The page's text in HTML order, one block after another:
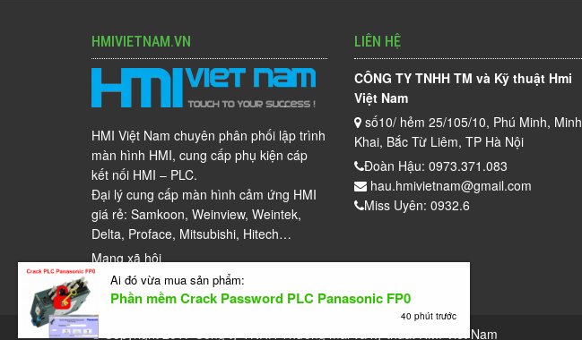
HMIVIETNAM.VN
HMI Việt Nam chuyên phân phối lập trình
màn hình HMI, cung cấp phụ kiện cáp
kết nối HMI – PLC.
Đại lý cung cấp màn hình cảm ứng HMI
giá rẻ: Samkoon, Weinview, Weintek,
Delta, Proface, Mitsubishi, Hitech…
Mạng xã hội
LIÊN HỆ
CÔNG TY TNHH TM và Kỹ thuật Hmi
Việt Nam
số10/ hẻm 25/105/10, Phú Minh, Minh
Khai, Bắc Từ Liêm, TP Hà Nội
Đoàn Hậu: 0973.371.083
hau.hmivietnam@gmail.com
Miss Uyên: 0932.6
© Copyright 2017Công ty TNHH Thương mại và kỹ thuật HMI Việt Nam
Ai đó vừa mua sản phẩm:
Phần mềm Crack Password PLC Panasonic FP0
40 phút trước